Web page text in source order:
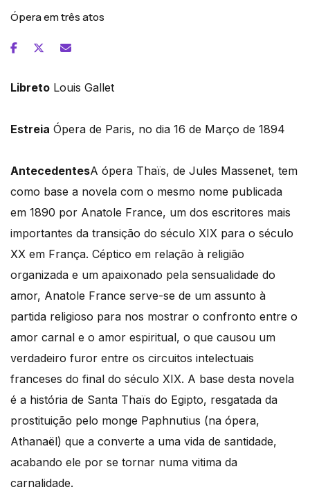
Ópera em três atos
Libreto Louis Gallet
Estreia Ópera de Paris, no dia 16 de Março de 1894
AntecedentesA ópera Thaïs, de Jules Massenet, tem
como base a novela com o mesmo nome publicada
em 1890 por Anatole France, um dos escritores mais
importantes da transição do século XIX para o século
XX em França. Céptico em relação à religião
organizada e um apaixonado pela sensualidade do
amor, Anatole France serve-se de um assunto à
partida religioso para nos mostrar o confronto entre o
amor carnal e o amor espiritual, o que causou um
verdadeiro furor entre os circuitos intelectuais
franceses do final do século XIX. A base desta novela
é a história de Santa Thaïs do Egipto, resgatada da
prostituição pelo monge Paphnutius (na ópera,
Athanaël) que a converte a uma vida de santidade,
acabando ele por se tornar numa vitima da
carnalidade.